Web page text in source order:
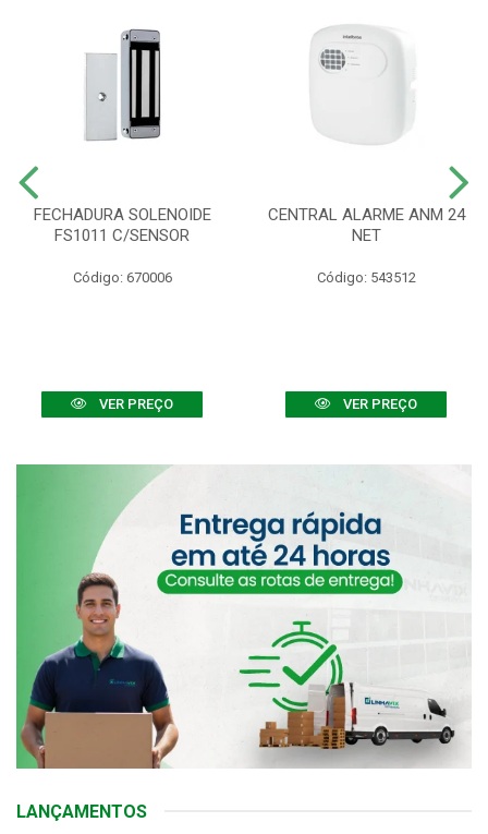
FECHADURA SOLENOIDE
FS1011 C/SENSOR
Código: 670006
VER PREÇO
CENTRAL ALARME ANM 24
NET
Código: 543512
VER PREÇO
LANÇAMENTOS